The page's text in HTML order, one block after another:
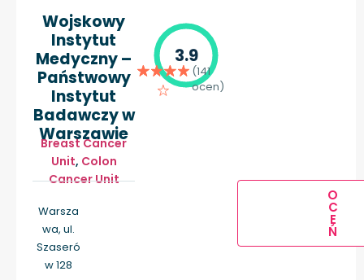
Wojskowy
Instytut
Medyczny –
Państwowy
Instytut
Badawczy w
Warszawie
Breast Cancer
Unit, Colon
Cancer Unit
Warsza
wa, ul.
Szaseró
w 128
3.9
(141
ocen)
O
C
E
Ń